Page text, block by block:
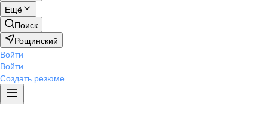
Ещё
Поиск
Рощинский
Войти
Войти
Создать резюме